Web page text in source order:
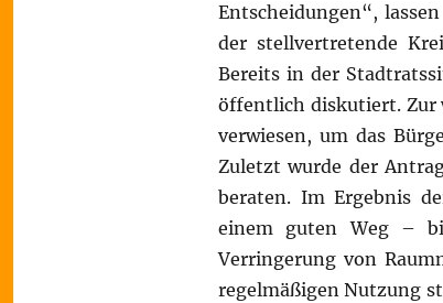
Entscheidungen“,
der stellvertretende
Bereits in der
öffentlich diskutiert. Zur
verwiesen, um das
Zuletzt wurde der
beraten. Im Ergebnis
einem guten Weg –
Verringerung von
regelmäßigen Nutzung